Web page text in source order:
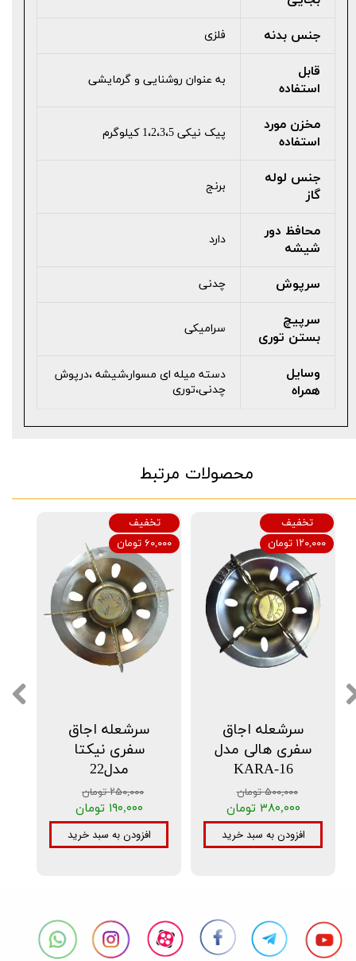
جنس بدنه فلزی
قابل
استفاده
به عنوان روشنایی و گرمایشی
مخزن مورد
استفاده
پیک نیکی 1،2،3،5 کیلوگرم
جنس لوله
گاز
برنج
محافظ دور
شیشه
دارد
سرپوش چدنی
سرپیچ
بستن توری
سرامیکی
وسایل
همراه
دسته میله ای مسوار،شیشه ،درپوش
چدنی،توری
محصولات مرتبط
سرشعله اجاق
سفری نیکتا
مدل22
۲۵۰,۰۰۰ تومان
۱۹۰,۰۰۰ تومان
افزودن به سبد خرید
تخفیف
۶۰,۰۰۰ تومان
سرشعله اجاق
سفری هالی مدل
16-KARA
۵۰۰,۰۰۰ تومان
۳۸۰,۰۰۰ تومان
افزودن به سبد خرید
تخفیف
۱۲۰,۰۰۰ تومان